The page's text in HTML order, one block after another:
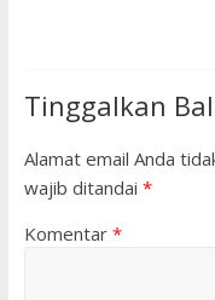
Tinggalkan
Alamat email Anda
wajib ditandai *
Komentar *